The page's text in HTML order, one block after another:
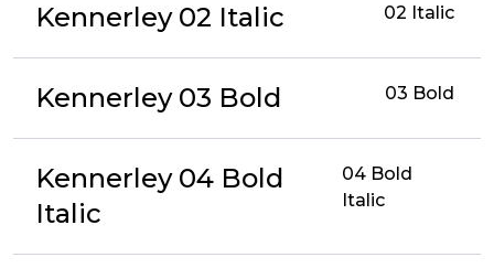
Kennerley 02 Italic 02 Italic
Kennerley 03 Bold 03 Bold
Kennerley 04 Bold
Italic
04 Bold
Italic